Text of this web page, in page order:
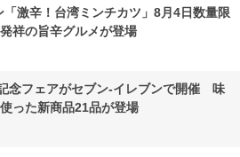
「激辛！台湾ミンチカツ」8月4日数量限
祥の旨辛グルメが登場
念フェアがセブン-イレブンで開催 味
った新商品21品が登場